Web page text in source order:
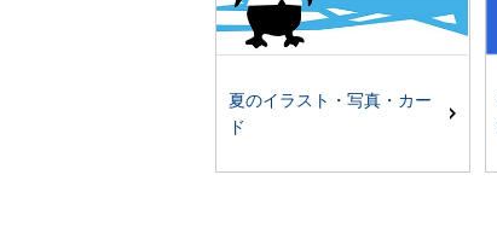
夏のイラスト・写真・カー
ド